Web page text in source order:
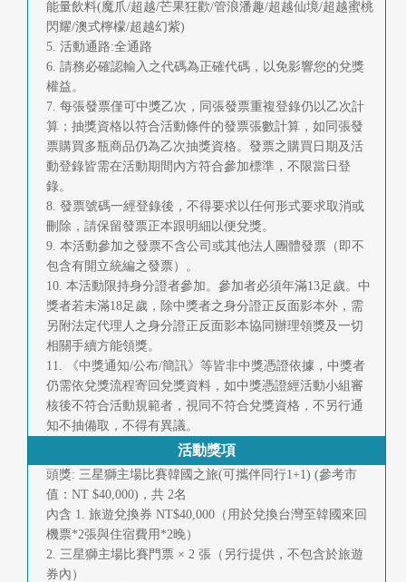
能量飲料(魔爪/超越/芒果狂歡/管浪潘趣/超越仙境/超越蜜桃
閃耀/澳式檸檬/超越幻紫)
5. 活動通路:全通路
6. 請務必確認輸入之代碼為正確代碼，以免影響您的兌獎
權益。
7. 每張發票僅可中獎乙次，同張發票重複登錄仍以乙次計
算；抽獎資格以符合活動條件的發票張數計算，如同張發
票購買多瓶商品仍為乙次抽獎資格。發票之購買日期及活
動登錄皆需在活動期間內方符合參加標準，不限當日登
錄。
8. 發票號碼一經登錄後，不得要求以任何形式要求取消或
刪除，請保留發票正本跟明細以便兌獎。
9. 本活動參加之發票不含公司或其他法人團體發票（即不
包含有開立統編之發票）。
10. 本活動限持身分證者參加。參加者必須年滿13足歲。中
獎者若未滿18足歲，除中獎者之身分證正反面影本外，需
另附法定代理人之身分證正反面影本協同辦理領獎及一切
相關手續方能領獎。
11. 《中獎通知/公布/簡訊》等皆非中獎憑證依據，中獎者
仍需依兌獎流程寄回兌獎資料，如中獎憑證經活動小組審
核後不符合活動規範者，視同不符合兌獎資格，不另行通
知不抽備取，不得有異議。
活動獎項
頭獎: 三星獅主場比賽韓國之旅(可攜伴同行1+1) (參考市
值：NT $40,000)，共 2名
內含 1. 旅遊兌換券 NT$40,000（用於兌換台灣至韓國來回
機票*2張與住宿費用*2晚）
2. 三星獅主場比賽門票 × 2 張（另行提供，不包含於旅遊
券內）